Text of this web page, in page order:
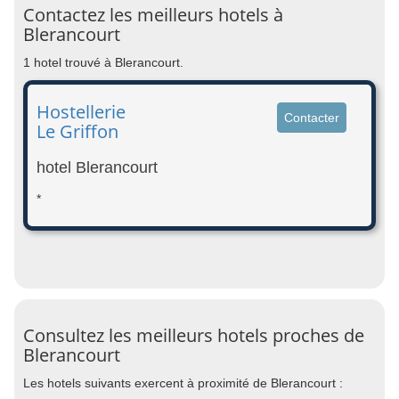
Contactez les meilleurs hotels à
Blerancourt
1 hotel trouvé à Blerancourt.
Hostellerie
Le Griffon
Contacter
hotel Blerancourt
*
Consultez les meilleurs hotels proches de
Blerancourt
Les hotels suivants exercent à proximité de Blerancourt :